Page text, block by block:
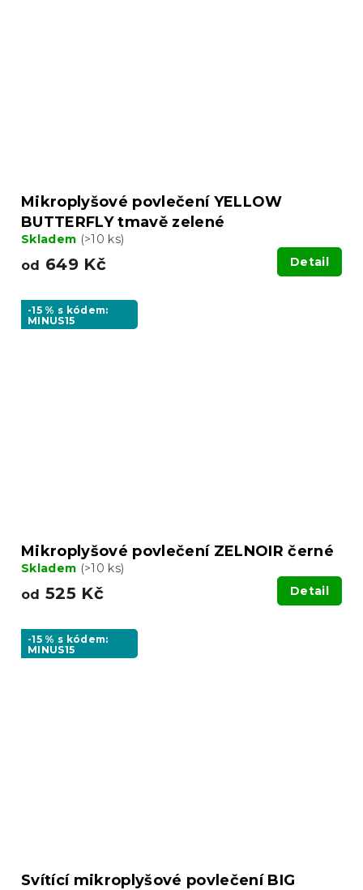
Mikroplyšové povlečení YELLOW
BUTTERFLY tmavě zelené
Skladem (>10 ks)
od 649 Kč Detail
-15 % s kódem:
MINUS15
Mikroplyšové povlečení ZELNOIR černé
Skladem (>10 ks)
od 525 Kč Detail
-15 % s kódem:
MINUS15
Svítící mikroplyšové povlečení BIG